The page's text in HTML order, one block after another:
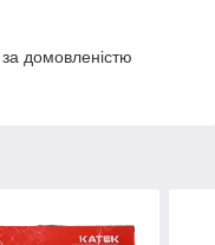
домовленістю